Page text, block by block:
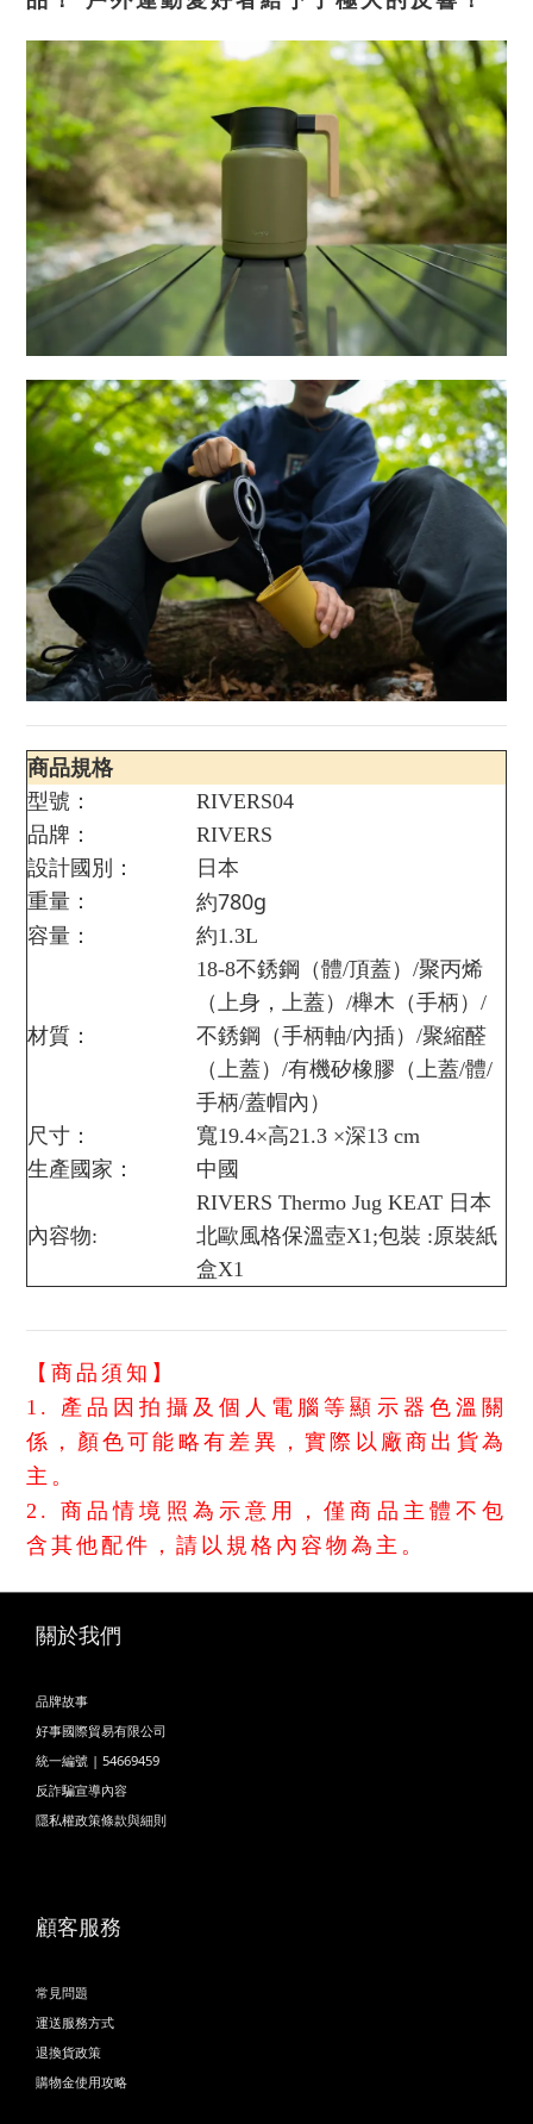
商品規格
型號：
RIVERS04
品牌：
RIVERS
設計國別：
日本
重量：
約780g
容量： 約1.3L
材質：
18-8不銹鋼（體/頂蓋）/聚丙烯
（上身，上蓋）/櫸木（手柄）/
不銹鋼（手柄軸/內插）/聚縮醛
（上蓋）/有機矽橡膠（上蓋/體/
手柄/蓋帽內）
尺寸：
寬19.4×高21.3 ×深13 cm
生產國家：
中國
內容物:
RIVERS Thermo Jug KEAT 日本
北歐風格保溫壺X1;包裝 :原裝紙
盒X1
【商品須知】
1. 產品因拍攝及個人電腦等顯示器色溫關
係，顏色可能略有差異，實際以廠商出貨為
主。
2. 商品情境照為示意用，僅商品主體不包
含其他配件，請以規格內容物為主。
關於我們
品牌故事
好事國際貿易有限公司
統一編號 | 54669459
反詐騙宣導內容
隱私權政策條款與細則
顧客服務
常見問題
運送服務方式
退換貨政策
購物金使用攻略